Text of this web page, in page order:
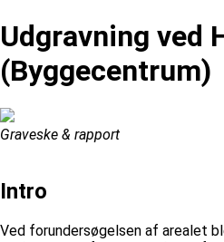
Udgravning ved
(Byggecentrum)
Graveske & rapport
Intro
Ved forundersøgelsen af arealet